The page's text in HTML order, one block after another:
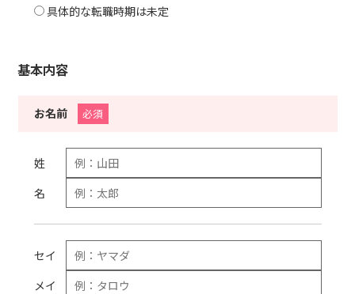
具体的な転職時期は未定
基本内容
お名前 必須
姓
名
セイ
メイ